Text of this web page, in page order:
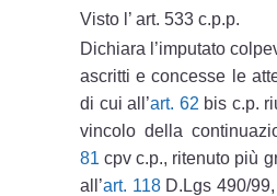
Visto l’ art. 533 c.p.p.
Dichiara l’imputato
ascritti e concesse le
di cui all’art. 62 bis c.p.
vincolo della
81 cpv c.p., ritenuto più
all’art. 118D.Lgs 490/